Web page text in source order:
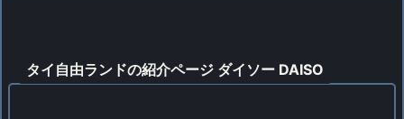
タイ自由ランドの紹介ページ ダイソー DAISO